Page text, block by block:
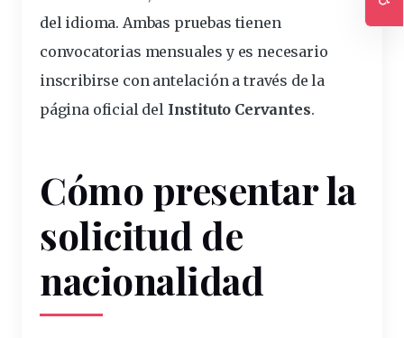
del idioma. Ambas pruebas tienen
convocatorias mensuales y es necesario
inscribirse con antelación a través de la
página oficial del Instituto Cervantes.
Cómo presentar la
solicitud de
nacionalidad